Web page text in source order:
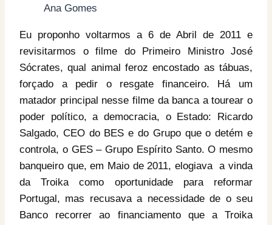
Ana Gomes
Eu proponho voltarmos a 6 de Abril de 2011 e
revisitarmos o filme do Primeiro Ministro José
Sócrates, qual animal feroz encostado as tábuas,
forçado a pedir o resgate financeiro. Há um
matador principal nesse filme da banca a tourear o
poder político, a democracia, o Estado: Ricardo
Salgado, CEO do BES e do Grupo que o detém e
controla, o GES – Grupo Espírito Santo. O mesmo
banqueiro que, em Maio de 2011, elogiava a vinda
da Troika como oportunidade para reformar
Portugal, mas recusava a necessidade de o seu
Banco recorrer ao financiamento que a Troika